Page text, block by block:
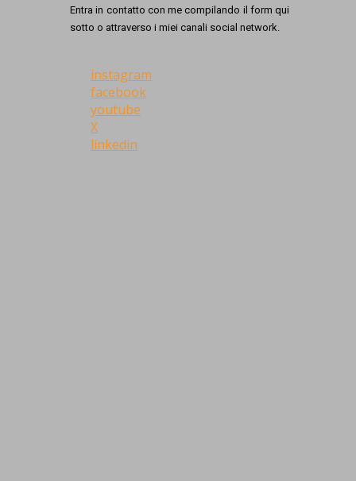
instagram
facebook
youtube
X
linkedin
Entra in contatto con me compilando il form qui
sotto o attraverso i miei canali social network.